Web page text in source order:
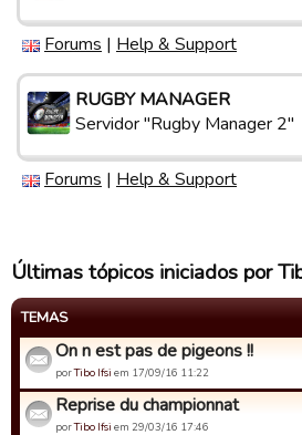
Forums | Help & Support
RUGBY MANAGER
Servidor "Rugby Manager 2"
Forums | Help & Support
Últimas tópicos iniciados por
TEMAS
On n est pas de pigeons !!
porTibo Ifsi em 17/09/16 11:22
Reprise du championnat
porTibo Ifsi em 29/03/16 17:46